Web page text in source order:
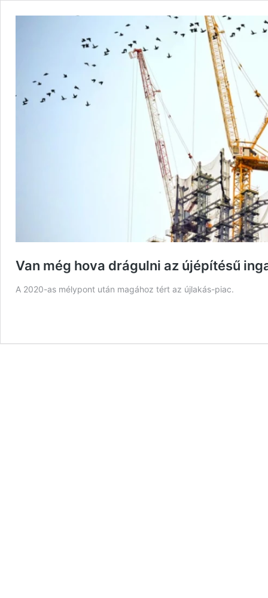
Van még hova drágulni az újépítésű
A 2020-as mélypont után magához tért az újlakás-piac.